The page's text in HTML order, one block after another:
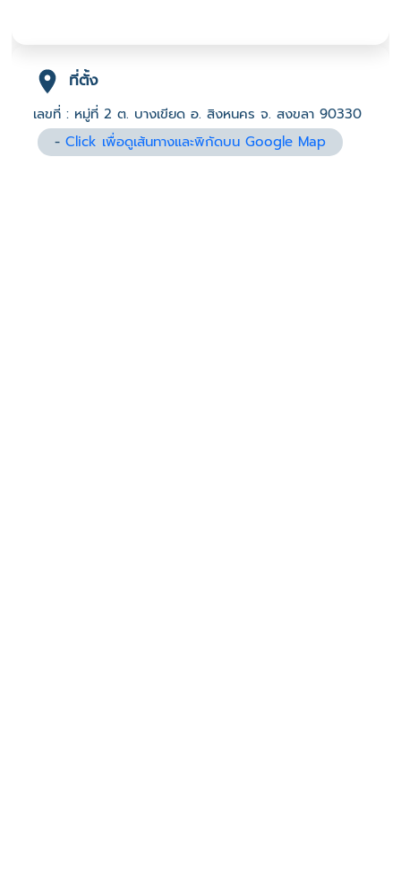
ที่ตั้ง
เลขที่ : หมู่ที่ 2 ต. บางเขียด อ. สิงหนคร จ. สงขลา 90330
-Click เพื่อดูเส้นทางและพิกัดบน Google Map